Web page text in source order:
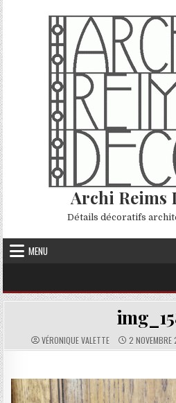
Skip to content
Archi Reims
Détails décoratifs
MENU
AUTHOR:
VÉRONIQUE VALETTE PUBLISHED
2 NOVEMBRE